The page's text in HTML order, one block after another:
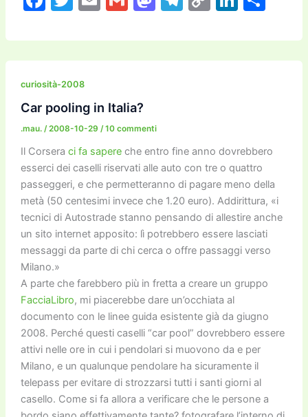
c
e
b
o
o
k
itt
er
ai
l
ai
l
st
o
n
e
gr
p
y
k
e
n
di
curiosità-2008
Car pooling in Italia?
.mau. /2008-10-29 /10 commenti
Il Corsera ci fa sapereche entro fine anno dovrebbero
esserci dei caselli riservati alle auto con tre o quattro
passeggeri, e che permetteranno di pagare meno della
metà (50 centesimi invece che 1.20 euro). Addirittura, «i
tecnici di Autostrade stanno pensando di allestire anche
un sito internet apposito: lì potrebbero essere lasciati
messaggi da parte di chi cerca o offre passaggi verso
Milano.»
A parte che farebbero più in fretta a creare un gruppo
FacciaLibro, mi piacerebbe dare un’occhiata al
documento con le linee guida esistente già da giugno
2008. Perché questi caselli “car pool” dovrebbero essere
attivi nelle ore in cui i pendolari si muovono da e per
Milano, e un qualunque pendolare ha sicuramente il
telepass per evitare di strozzarsi tutti i santi giorni al
casello. Come si fa allora a verificare che le persone a